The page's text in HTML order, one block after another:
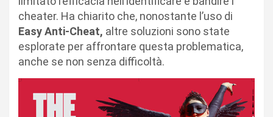
cheater. Ha chiarito che, nonostante l’uso di
Easy Anti-Cheat, altre soluzioni sono state
esplorate per affrontare questa problematica,
anche se non senza difficoltà.